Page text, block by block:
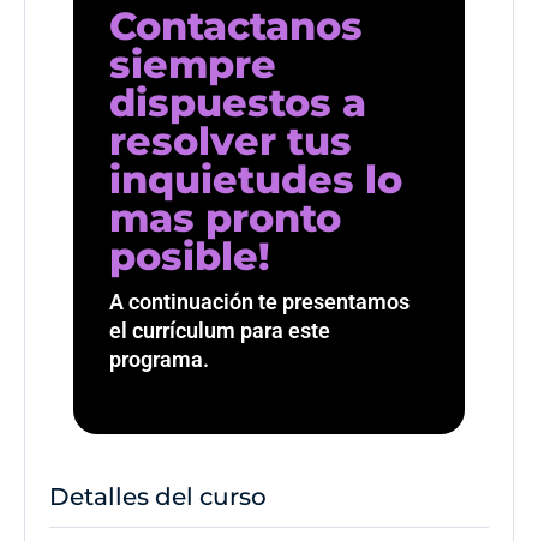
Contactanos
siempre
dispuestos a
resolver tus
inquietudes lo
mas pronto
posible!
A continuación te presentamos
el currículum para este
programa.
Detalles del curso